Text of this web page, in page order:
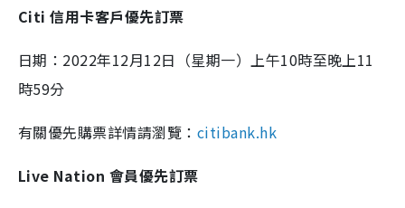
Citi 信用卡客戶優先訂票
日期：2022年12月12日（星期一）上午10時至晚上11
時59分
有關優先購票詳情請瀏覽： citibank.hk
Live Nation 會員優先訂票